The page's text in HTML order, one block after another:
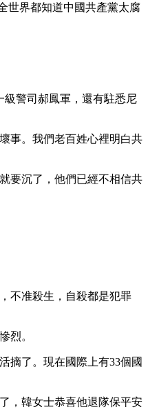
世界都知道中國共產黨太腐
級警司郝鳳軍，還有駐悉尼
事。我們老百姓心裡明白共
要沉了，他們已經不相信共
不准殺生，自殺都是犯罪
烈。
摘了。現在國際上有33個國
，韓女士恭喜他退隊保平安